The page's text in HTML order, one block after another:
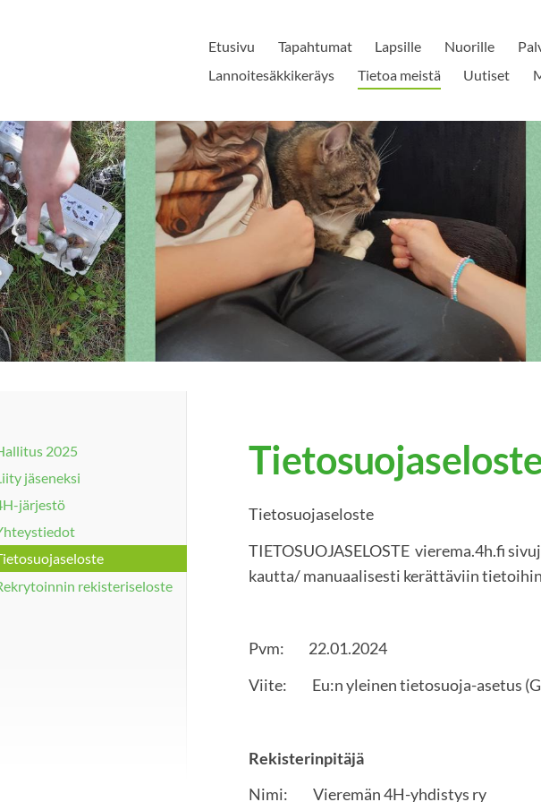
Etusivu Tapahtumat Lapsille Nuorille
Lannoitesäkkikeräys
Tietoa meistä Uutiset
2025
jäseneksi
järjestö
rekisteriseloste
Tietosuojaseloste
TIETOSUOJASELOSTE vierema.4h.fi
kautta/ manuaalisesti kerättäviin tietoihin
Pvm: 22.01.2024
Viite: Eu:n yleinen tietosuoja-asetus
Rekisterinpitäjä
Nimi: Vieremän 4H-yhdistys ry